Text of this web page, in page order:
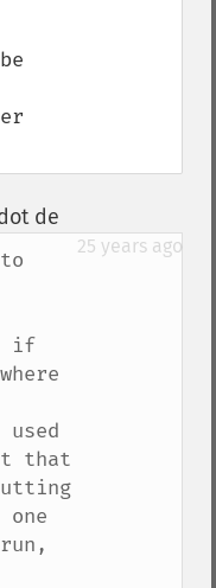
de
25 years ago
if
that
one